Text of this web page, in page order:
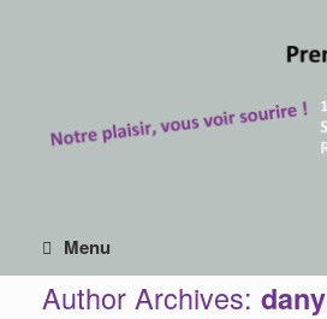
Menu
Author Archives: dany